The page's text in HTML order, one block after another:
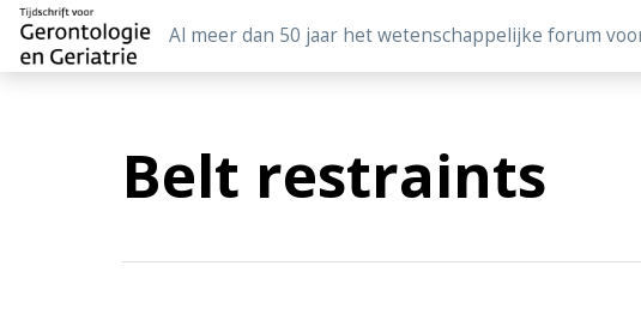
Al meer dan 50 jaar het wetenschappelijke forum
Belt restraints